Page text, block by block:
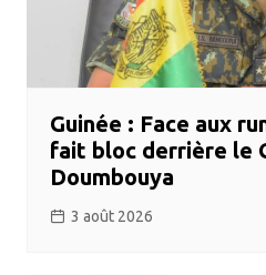
Guinée : Face aux
fait bloc derrière le
Doumbouya
3 août 2026